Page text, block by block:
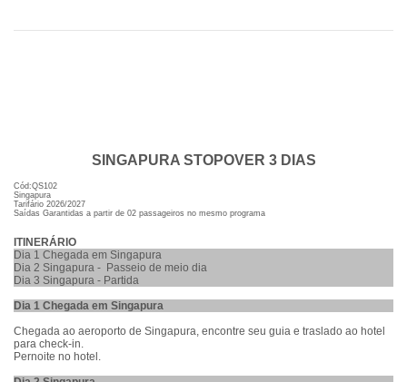
SINGAPURA STOPOVER 3 DIAS
Cód:QS102
Singapura
Tarifário 2026/2027
Saídas Garantidas a partir de 02 passageiros no mesmo programa
ITINERÁRIO
Dia 1 Chegada em Singapura
Dia 2 Singapura - Passeio de meio dia
Dia 3 Singapura - Partida
Dia 1 Chegada em Singapura
Chegada ao aeroporto de Singapura, encontre seu guia e traslado ao hotel
para check-in.
Pernoite no hotel.